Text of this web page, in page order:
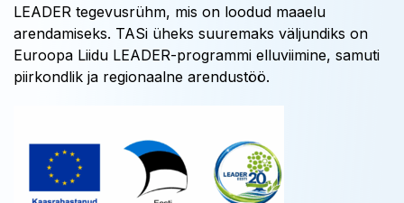
LEADER tegevusrühm, mis on loodud maaelu
arendamiseks. TASi üheks suuremaks väljundiks on
Euroopa Liidu LEADER-programmi elluviimine, samuti
piirkondlik ja regionaalne arendustöö.